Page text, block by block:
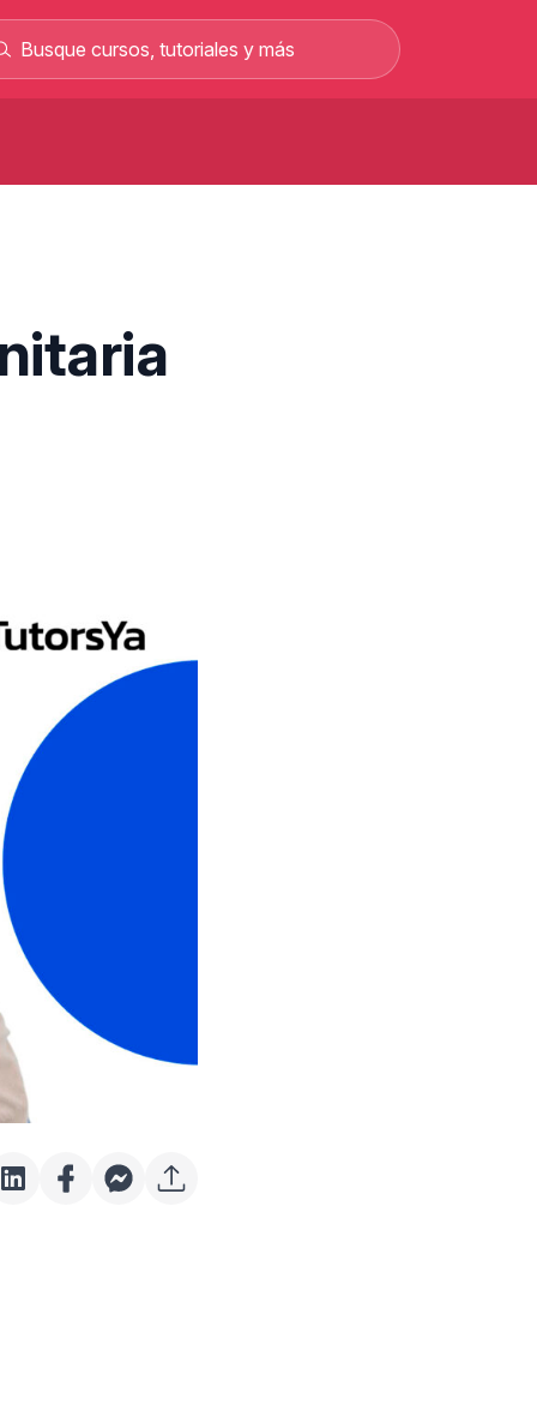
Curso de carretillero gratis: curso
100% online
Curso gratis de mecánica automotriz con
de hasta 2.500 €